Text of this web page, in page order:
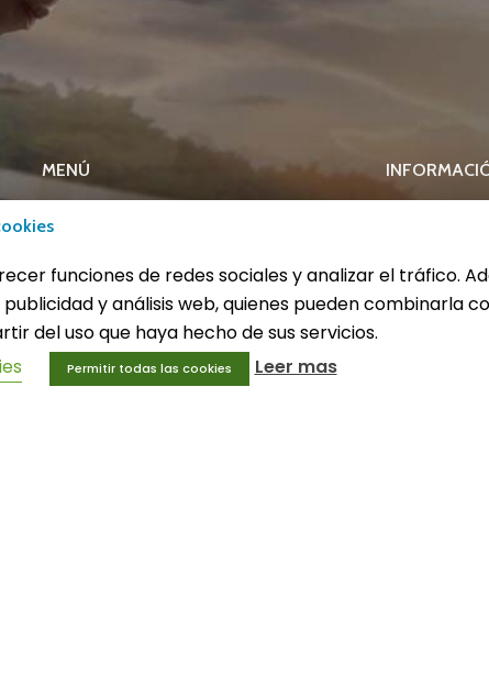
MENÚ
Innovaciones
Trofeos y medallas
Política de
funciones de redes sociales y analizar el tráfico.
y análisis web, quienes pueden combinarla
del uso que haya hecho de sus servicios.
Permitir todas las cookies Leer mas